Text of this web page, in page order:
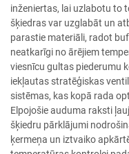
inženiertas, lai uzlabotu to
šķiedras var uzglabāt un
parastie materiāli, radot
neatkarīgi no ārējiem
viesnīcu gultas piederumu
iekļautas stratēģiskas
sistēmas, kas kopā rada
Elpojošie auduma raksti
šķiedru pārklājumi
ķermeņa un iztvaiko